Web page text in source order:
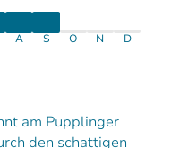
A S O N D
am Pupplinger
den schattigen